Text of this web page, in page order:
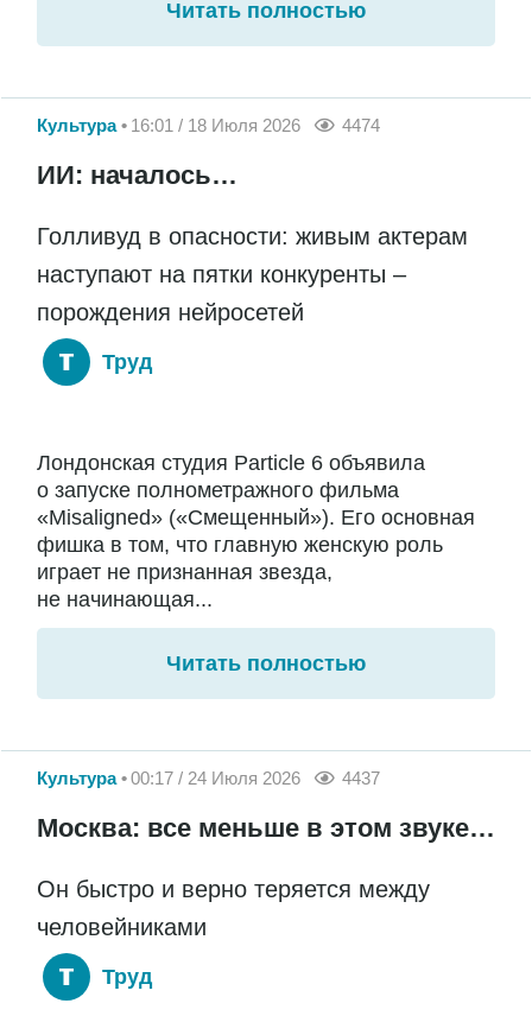
Читать полностью
Культура 16:01 / 18 Июля 2026 4474
ИИ: началось…
Голливуд в опасности: живым актерам
наступают на пятки конкуренты –
порождения нейросетей
Труд
Лондонская студия Particle 6 объявила
о запуске полнометражного фильма
«Misaligned» («Смещенный»). Его основная
фишка в том, что главную женскую роль
играет не признанная звезда,
не начинающая...
Читать полностью
Культура 00:17 / 24 Июля 2026 4437
Москва: все меньше в этом звуке…
Он быстро и верно теряется между
человейниками
Труд